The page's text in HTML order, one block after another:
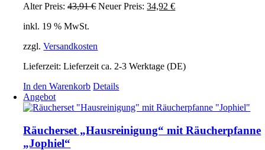
auf
Alter Preis: 43,91€ Ursprünglicher
Neuer Preis: 34,92€Aktueller
inkl. 19 % MwSt.
zzgl.Versandkosten
Lieferzeit:Lieferzeit ca. 2-3 Werktage (DE)
In den Warenkorb Details
Angebot
Räucherset „Hausreinigung“ mit Räucherpfanne
„Jophiel“